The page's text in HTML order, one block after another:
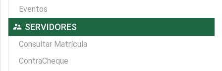
Eventos
supervisor_account SERVIDORES
Consultar Matrícula
ContraCheque